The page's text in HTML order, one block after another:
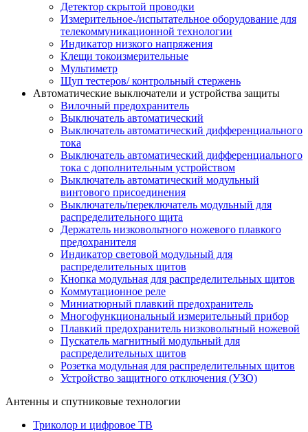
Детектор скрытой проводки
Измерительное-/испытательное оборудование для
телекоммуникационной технологии
Индикатор низкого напряжения
Клещи токоизмерительные
Мультиметр
Щуп тестеров/ контрольный стержень
Автоматические выключатели и устройства защиты
Вилочный предохранитель
Выключатель автоматический
Выключатель автоматический дифференциального
тока
Выключатель автоматический дифференциального
тока с дополнительным устройством
Выключатель автоматический модульный
винтового присоединения
Выключатель/переключатель модульный для
распределительного щита
Держатель низковольтного ножевого плавкого
предохранителя
Индикатор световой модульный для
распределительных щитов
Кнопка модульная для распределительных щитов
Коммутационное реле
Миниатюрный плавкий предохранитель
Многофункциональный измерительный прибор
Плавкий предохранитель низковольтный ножевой
Пускатель магнитный модульный для
распределительных щитов
Розетка модульная для распределительных щитов
Устройство защитного отключения (УЗО)
Антенны и спутниковые технологии
Триколор и цифровое ТВ